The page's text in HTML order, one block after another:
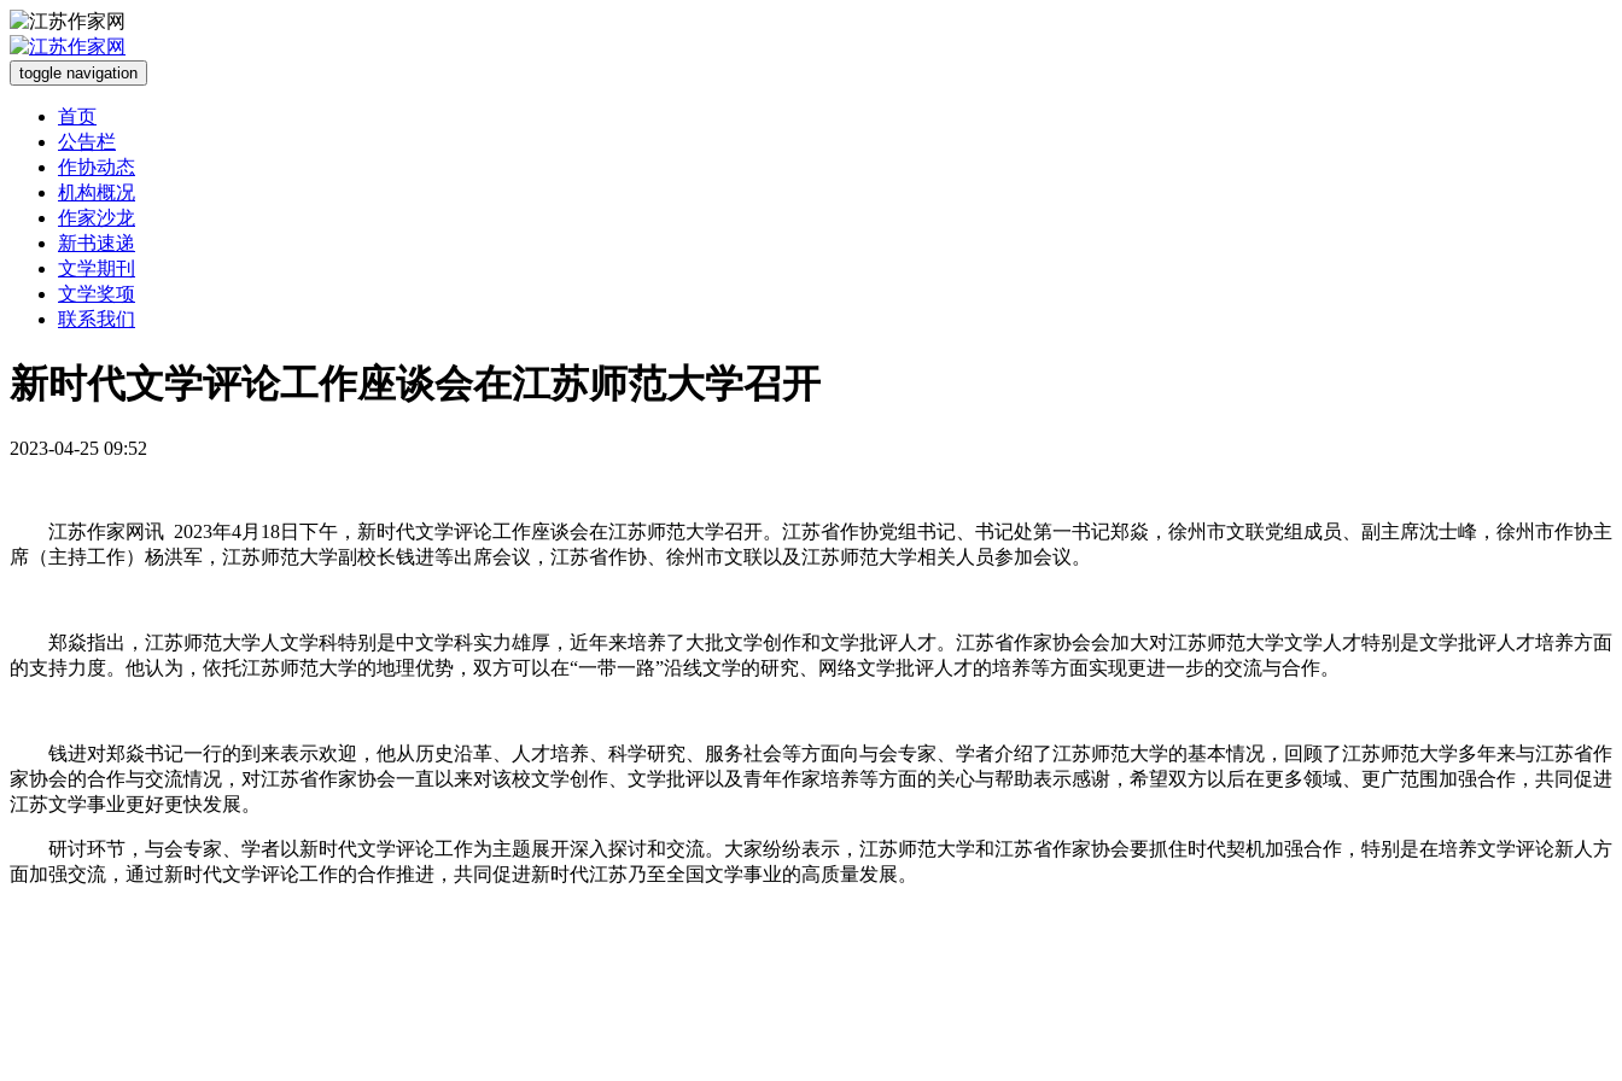
toggle navigation
首页
公告栏
作协动态
机构概况
作家沙龙
新书速递
文学期刊
文学奖项
联系我们
新时代文学评论工作座谈会在江苏师范大学召开
2023-04-25 09:52
江苏作家网讯 2023年4月18日下午，新时代文学评论工作座谈会在江苏师范大学召开。江苏省作协党组书记、书记处第一书记郑焱，徐州市文联党组成员、副主席沈士峰，徐州市作协主
席（主持工作）杨洪军，江苏师范大学副校长钱进等出席会议，江苏省作协、徐州市文联以及江苏师范大学相关人员参加会议。
郑焱指出，江苏师范大学人文学科特别是中文学科实力雄厚，近年来培养了大批文学创作和文学批评人才。江苏省作家协会会加大对江苏师范大学文学人才特别是文学批评人才培养方面
的支持力度。他认为，依托江苏师范大学的地理优势，双方可以在“一带一路”沿线文学的研究、网络文学批评人才的培养等方面实现更进一步的交流与合作。
钱进对郑焱书记一行的到来表示欢迎，他从历史沿革、人才培养、科学研究、服务社会等方面向与会专家、学者介绍了江苏师范大学的基本情况，回顾了江苏师范大学多年来与江苏省作
家协会的合作与交流情况，对江苏省作家协会一直以来对该校文学创作、文学批评以及青年作家培养等方面的关心与帮助表示感谢，希望双方以后在更多领域、更广范围加强合作，共同促进
江苏文学事业更好更快发展。
研讨环节，与会专家、学者以新时代文学评论工作为主题展开深入探讨和交流。大家纷纷表示，江苏师范大学和江苏省作家协会要抓住时代契机加强合作，特别是在培养文学评论新人方
面加强交流，通过新时代文学评论工作的合作推进，共同促进新时代江苏乃至全国文学事业的高质量发展。